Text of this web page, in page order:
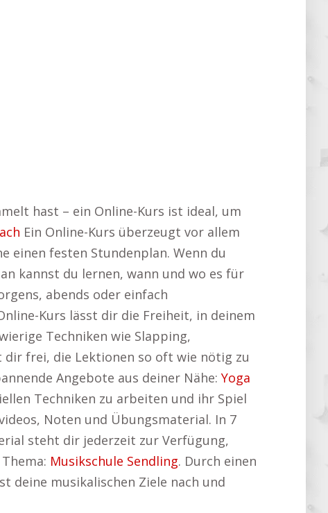
hast – ein Online-Kurs ist ideal, um
Ein Online-Kurs überzeugt vor allem
einen festen Stundenplan. Wenn du
kannst du lernen, wann und wo es für
abends oder einfach
Kurs lässt dir die Freiheit, in deinem
Techniken wie Slapping,
dir frei, die Lektionen so oft wie nötig zu
Angebote aus deiner Nähe: Yoga
Techniken zu arbeiten und ihr Spiel
Noten und Übungsmaterial. In 7
steht dir jederzeit zur Verfügung,
Musikschule Sendling. Durch einen
deine musikalischen Ziele nach und